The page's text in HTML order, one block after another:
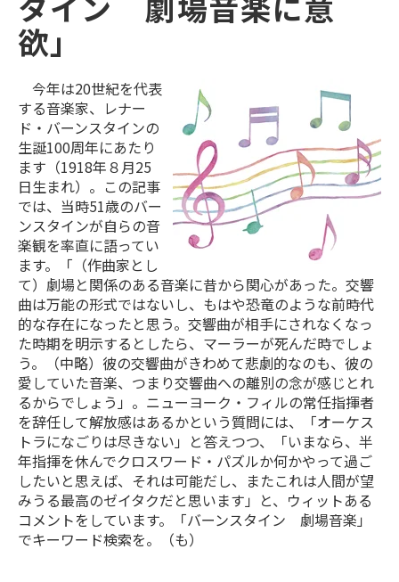
欲」
今年は20世紀を代表
する音楽家、レナー
ド・バーンスタインの
生誕100周年にあたり
ます（1918年８月25
日生まれ）。この記事
では、当時51歳のバー
ンスタインが自らの音
楽観を率直に語ってい
ます。「（作曲家とし
て）劇場と関係のある音楽に昔から関心があった。交響
曲は万能の形式ではないし、もはや恐竜のような前時代
的な存在になったと思う。交響曲が相手にされなくなっ
た時期を明示するとしたら、マーラーが死んだ時でしょ
う。（中略）彼の交響曲がきわめて悲劇的なのも、彼の
愛していた音楽、つまり交響曲への離別の念が感じとれ
るからでしょう」。ニューヨーク・フィルの常任指揮者
を辞任して解放感はあるかという質問には、「オーケス
トラになごりは尽きない」と答えつつ、「いまなら、半
年指揮を休んでクロスワード・パズルか何かやって過ご
したいと思えば、それは可能だし、またこれは人間が望
みうる最高のゼイタクだと思います」と、ウィットある
コメントをしています。「バーンスタイン 劇場音楽」
でキーワード検索を。（も）